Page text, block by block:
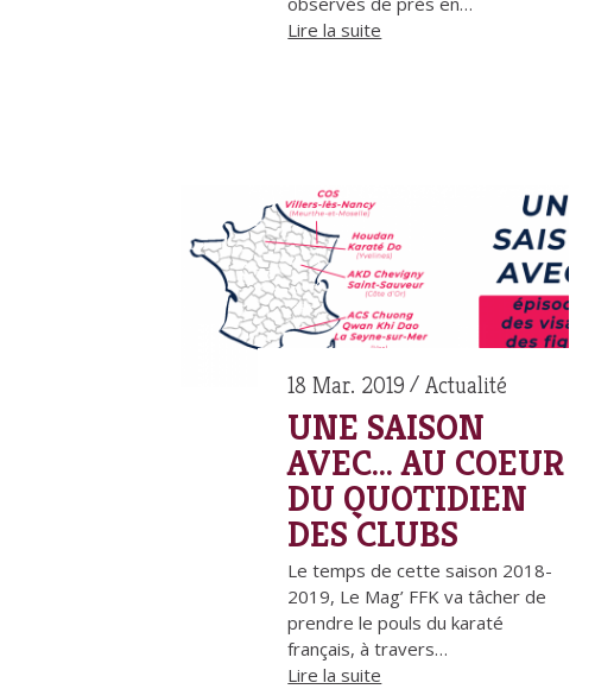
Lire la suite
18 Mar. 2019 Actualité
UNE SAISON
AVEC… AU COEUR
DU QUOTIDIEN
DES CLUBS
Le temps de cette saison 2018-
2019, Le Mag’ FFK va tâcher de
prendre le pouls du karaté
français, à travers…
Lire la suite